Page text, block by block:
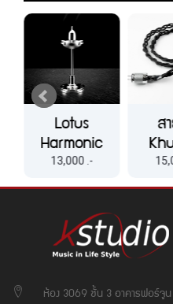
Lotus
Harmonic
Enhancer
13,000 .-
ส
ห้อง 3069 ชั้น 3 อาคารฟอร์จู